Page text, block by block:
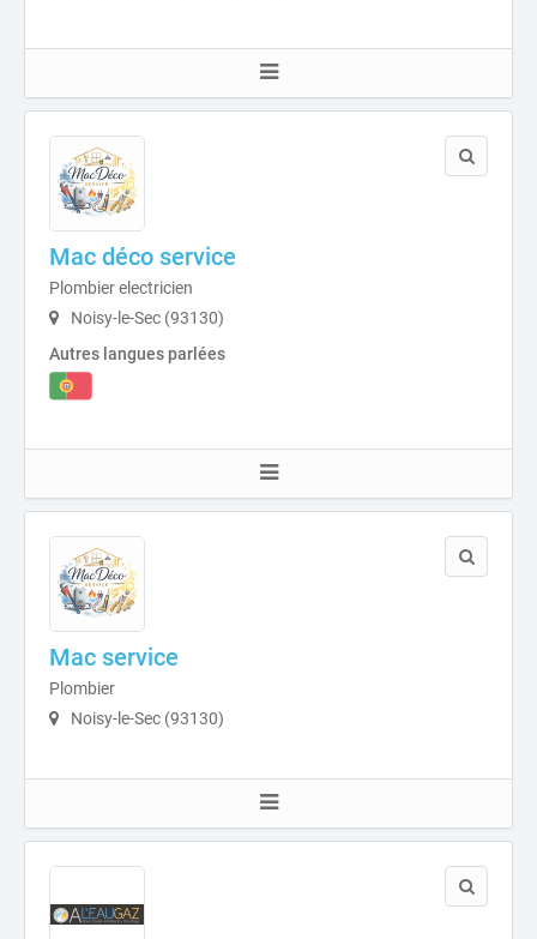
Mac déco service
Plombier electricien
Noisy-le-Sec (93130)
Autres langues parlées
Mac service
Plombier
Noisy-le-Sec (93130)